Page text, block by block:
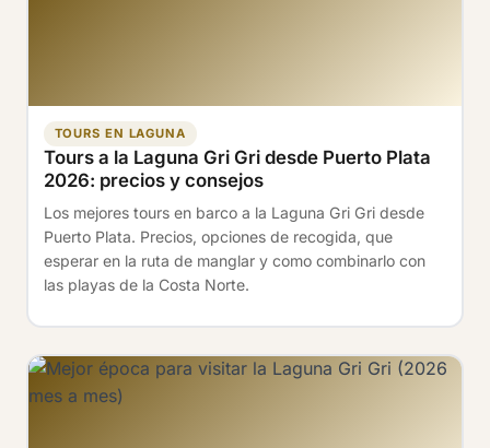
TOURS EN LAGUNA
Tours a la Laguna Gri Gri desde Puerto Plata
2026: precios y consejos
Los mejores tours en barco a la Laguna Gri Gri desde
Puerto Plata. Precios, opciones de recogida, que
esperar en la ruta de manglar y como combinarlo con
las playas de la Costa Norte.